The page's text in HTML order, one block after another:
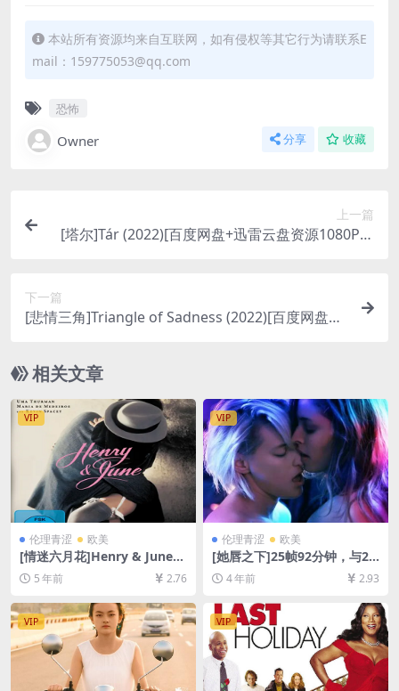
本站所有资源均来自互联网，如有侵权等其它行为请联系E
mail：159775053@qq.com
恐怖
Owner 分享 收藏
上一篇
[塔尔]Tár (2022)[百度网盘+迅雷云盘资源1080P超
下一篇
[悲情三角]Triangle of Sadness (2022)[百度网盘
字幕]
相关文章
VIP
伦理青涩 欧美
[情迷六月花]Henry & June
(1990)[百度网盘+迅雷云盘资
源1080P超清未删减][MP4/6.
9GB][中英字幕]【视频文件
+防和谐压缩包（含解压密
码）】
5 年前 2.76
VIP
伦理青涩 欧美
[她唇之下]25帧92分钟，与24
帧94分钟版本一致 Below He
r Mouth (2016)[百度网盘+迅
雷云盘资源1080P超清未删减]
[MP4/5.6GB][中英字幕]【手
机无法在线播放，请下载防和
谐压缩包（含解压密码）】
4 年前 2.93
VIP VIP